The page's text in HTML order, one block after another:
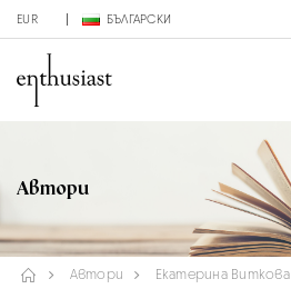
EUR БЪЛГАРСКИ
Автори
Автори Екатерина Виткова